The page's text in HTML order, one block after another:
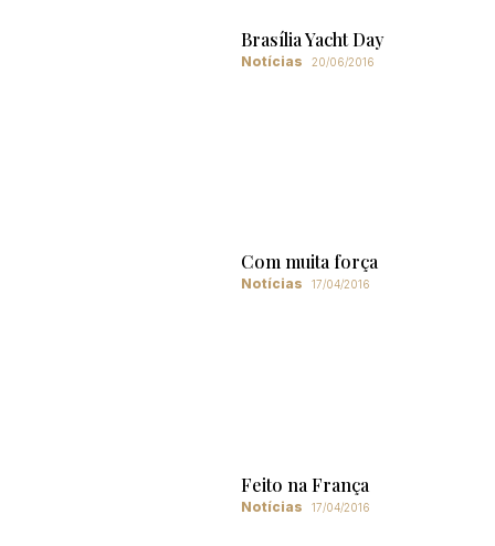
Brasília Yacht Day
Notícias 20/06/2016
Com muita força
Notícias 17/04/2016
Feito na França
Notícias 17/04/2016